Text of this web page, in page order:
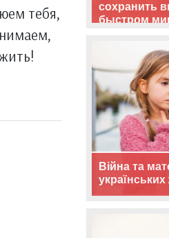
тебя,
сохранить
быстром
Війна та
українських